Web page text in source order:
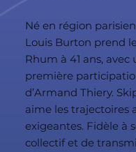
Né en région
Louis Burton prend
Rhum à 41 ans,
première
d’Armand Thiery.
aime les trajectoires
exigeantes. Fidèle à
collectif et de